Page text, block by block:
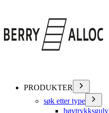
PRODUKTER
søk etter type
høytrykksgulv